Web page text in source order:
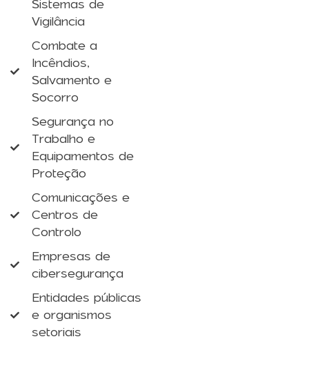
Sistemas de
Vigilância
Combate a
Incêndios,
Salvamento e
Socorro
Segurança no
Trabalho e
Equipamentos de
Proteção
Comunicações e
Centros de
Controlo
Empresas de
cibersegurança
Entidades públicas
e organismos
setoriais